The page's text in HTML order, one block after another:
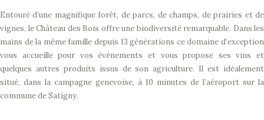
Entouré d’une magnifique forêt, de parcs, de champs, de prairies et de
vignes, le Château des Bois offre une biodiversité remarquable. Dans les
mains de la même famille depuis 13 générations ce domaine d’exception
vous accueille pour vos événements et vous propose ses vins et
quelques autres produits issus de son agriculture. Il est idéalement
situé, dans la campagne genevoise, à 10 minutes de l’aéroport sur la
commune de Satigny.